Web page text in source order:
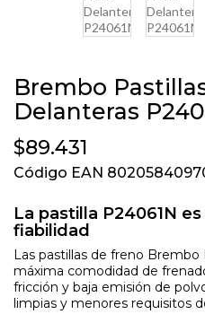
Brembo
Delanteras
$89.431
Código EAN
La pastilla P24061N
fiabilidad
Las pastillas de freno
máxima comodidad de
fricción y baja emisión de
limpias y menores requisitos